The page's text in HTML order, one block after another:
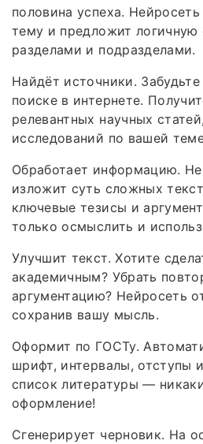
половина успеха.
тему и предложит логичную
разделами и подразделами.
Найдёт источники.
поиске в интернете.
релевантных научных
исследований по вашей
Обработает информацию.
изложит суть сложных
ключевые тезисы и
только осмыслить и
Улучшит текст. Хотите
академичным? Убрать
аргументацию? Нейросеть
сохранив вашу мысль.
Оформит по ГОСТу.
шрифт, интервалы, отступы
список литературы —
оформление!
Сгенерирует черновик. На